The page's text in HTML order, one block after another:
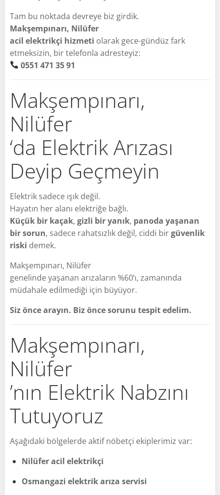
Tam bu noktada devreye biz girdik.
Makşempınarı, Nilüfer
acil elektrikçi hizmeti olarak gece-gündüz fark
etmeksizin, bir telefonla adresteyiz:
0551 471 35 91
Makşempınarı,
Nilüfer
‘da Elektrik Arızası
Deyip Geçmeyin
Elektrik sadece ışık değil.
Hayatın her alanı elektriğe bağlı.
Küçük bir kaçak, gizli bir yanık, panoda yaşanan
bir sorun, sadece rahatsızlık değil, ciddi birgüvenlik
riski demek.
Makşempınarı, Nilüfer
genelinde yaşanan arızaların %60’ı, zamanında
müdahale edilmediği için büyüyor.
Siz önce arayın. Biz önce sorunu tespit edelim.
Makşempınarı,
Nilüfer
’nın Elektrik Nabzını
Tutuyoruz
Aşağıdaki bölgelerde aktif nöbetçi ekiplerimiz var:
Nilüfer acil elektrikçi
Osmangazi elektrik arıza servisi